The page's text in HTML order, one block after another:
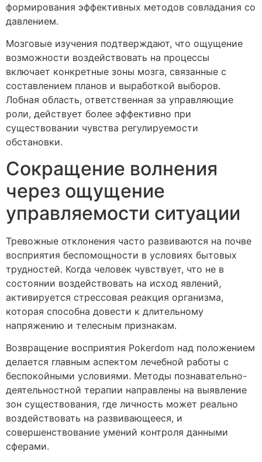
формирования эффективных методов совладания со
давлением.
Мозговые изучения подтверждают, что ощущение
возможности воздействовать на процессы
включает конкретные зоны мозга, связанные с
составлением планов и выработкой выборов.
Лобная область, ответственная за управляющие
роли, действует более эффективно при
существовании чувства регулируемости
обстановки.
Сокращение волнения
через ощущение
управляемости ситуации
Тревожные отклонения часто развиваются на почве
восприятия беспомощности в условиях бытовых
трудностей. Когда человек чувствует, что не в
состоянии воздействовать на исход явлений,
активируется стрессовая реакция организма,
которая способна довести к длительному
напряжению и телесным признакам.
Возвращение восприятия Pokerdom над положением
делается главным аспектом лечебной работы с
беспокойными условиями. Методы познавательно-
деятельностной терапии направлены на выявление
зон существования, где личность может реально
воздействовать на развивающееся, и
совершенствование умений контроля данными
сферами.